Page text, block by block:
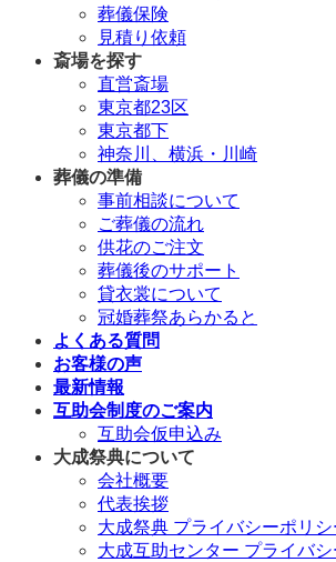
葬儀保険
見積り依頼
斎場を探す
直営斎場
東京都23区
東京都下
神奈川、横浜・川崎
葬儀の準備
事前相談について
ご葬儀の流れ
供花のご注文
葬儀後のサポート
貸衣裳について
冠婚葬祭あらかると
よくある質問
お客様の声
最新情報
互助会制度のご案内
互助会仮申込み
大成祭典について
会社概要
代表挨拶
大成祭典 プライバシーポリシ
大成互助センター プライバ